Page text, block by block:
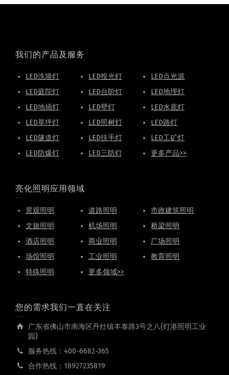
我们的产品及服务
LED洗墙灯 LED投光灯
LED点光源
LED庭院灯
LED台阶灯
LED地埋灯
LED地插灯
LED壁灯
LED水底灯
LED草坪灯
LED照树灯
LED路灯
LED隧道灯
LED扶手灯
LED工矿灯
LED防爆灯
LED三防灯 更多产品>>
亮化照明应用领域
景观照明 道路照明
市政建筑照明
文旅照明
机场照明
桥梁照明
酒店照明
商业照明
广场照明
场馆照明
工业照明
教育照明
特殊照明
更多领域>>
您的需求我们一直在关注
广东省佛山市南海区丹灶镇丰泰路3号之八(灯港照明工业
园)
服务热线：400-6682-365
合作热线：18927235819